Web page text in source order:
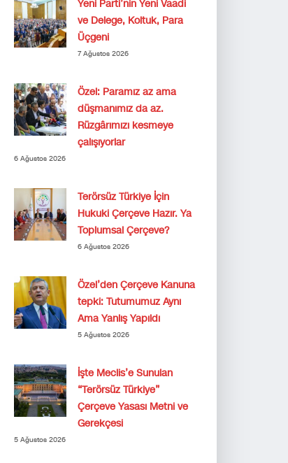
Yeni Parti’nin Yeni Vaadi
ve Delege, Koltuk, Para
Üçgeni
7 Ağustos 2026
Özel: Paramız az ama
düşmanımız da az.
Rüzgârımızı kesmeye
çalışıyorlar
6 Ağustos 2026
Terörsüz Türkiye İçin
Hukuki Çerçeve Hazır. Ya
Toplumsal Çerçeve?
6 Ağustos 2026
Özel’den Çerçeve Kanuna
tepki: Tutumumuz Aynı
Ama Yanlış Yapıldı
5 Ağustos 2026
İşte Meclis’e Sunulan
“Terörsüz Türkiye”
Çerçeve Yasası Metni ve
Gerekçesi
5 Ağustos 2026